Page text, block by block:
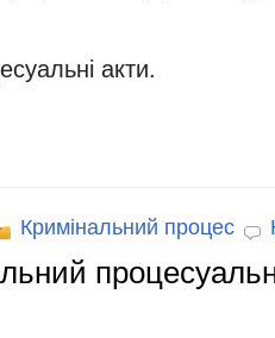
акти.
Кримінальний процес